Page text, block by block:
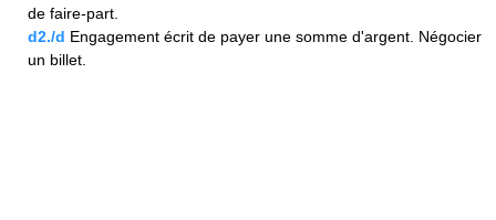
de faire-part.
d2./d Engagement écrit de payer une somme d'argent. Négocier
un billet.